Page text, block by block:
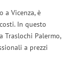
a Vicenza, è
In questo
Traslochi Palermo,
a prezzi